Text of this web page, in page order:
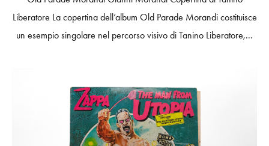
Liberatore La copertina dell’album Old Parade Morandi costituisce
un esempio singolare nel percorso visivo di Tanino Liberatore,...